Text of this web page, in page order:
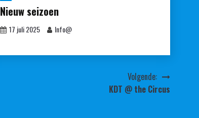
Nieuw seizoen
17 juli 2025 Info@
Volgende:
KDT @ the Circus